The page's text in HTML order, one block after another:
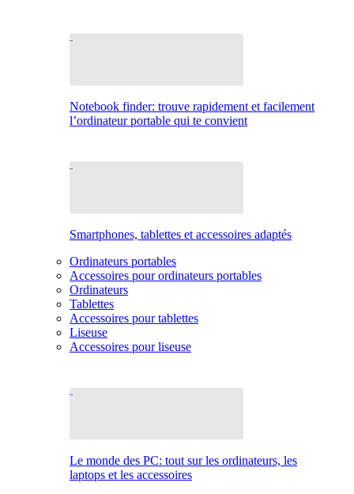
Notebook finder: trouve rapidement et facilement
l’ordinateur portable qui te convient
Smartphones, tablettes et accessoires adaptés
Ordinateurs portables
Accessoires pour ordinateurs portables
Ordinateurs
Tablettes
Accessoires pour tablettes
Liseuse
Accessoires pour liseuse
Le monde des PC: tout sur les ordinateurs, les
laptops et les accessoires